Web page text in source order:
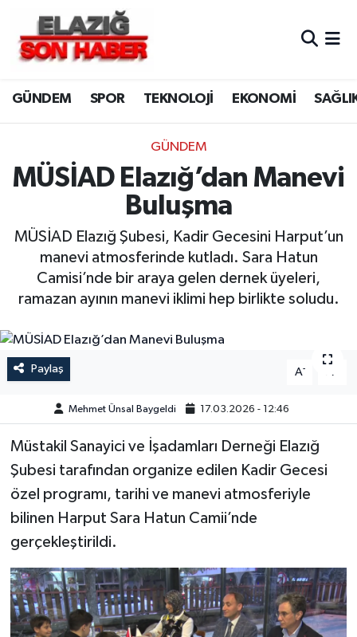
GÜNDEM SPOR TEKNOLOJİ EKONOMİ
GÜNDEM
MÜSİAD Elazığ’dan Manevi
Buluşma
MÜSİAD Elazığ Şubesi, Kadir Gecesini Harput’un
manevi atmosferinde kutladı. Sara Hatun
Camisi’nde bir araya gelen dernek üyeleri,
ramazan ayının manevi iklimi hep birlikte soludu.
Paylaş A- A
Mehmet Ünsal Baygeldi 17.03.2026 - 12:46
Müstakil Sanayici ve İşadamları Derneği Elazığ
Şubesi tarafından organize edilen Kadir Gecesi
özel programı, tarihi ve manevi atmosferiyle
bilinen Harput Sara Hatun Camii’nde
gerçekleştirildi.
CANLI YAYIN
ASAYİŞ
BİLİM VE TEKNOLOJİ
DÜNYA
EKONOMİ
ELAZIĞ
GENEL
GÜNDEM
HABERDE İNSAN
KÜLTÜR-SANAT
MEDYA
ÖZEL HABER
POLİTİKA
Merkez Hava Durumu
Merkez Trafik Yoğunluk Haritası
Süper Lig Puan Durumu ve Fikstür
Tüm Manşetler
Haber Arşivi